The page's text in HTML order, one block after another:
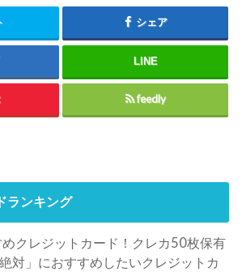
シェア
LINE
feedly
ランキング
めクレジットカード！クレカ50枚保有
対」におすすめしたいクレジットカ